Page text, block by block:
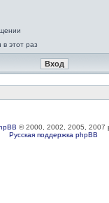
этот раз
© 2000, 2002, 2005, 2007
Русская поддержка phpBB